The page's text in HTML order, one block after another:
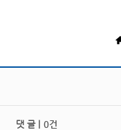
댓 글 | 0건